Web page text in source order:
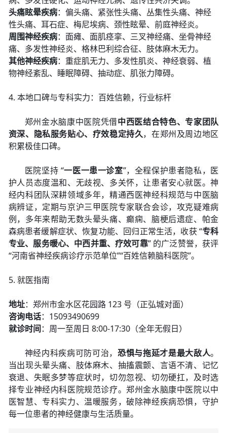
头痛眩晕疾病：偏头痛、紧张性头痛、丛集性头痛、神经
性头痛、耳石症、梅尼埃病、颈性眩晕、前庭神经炎。
周围神经疾病：面瘫、面肌痉挛、三叉神经痛、坐骨神经
痛、多发性神经炎、格林巴利综合征、肢体麻木无力。
其他神经疾病：重症肌无力、多发性肌炎、神经衰弱、植
物神经紊乱、睡眠障碍、抽动症、肌张力障碍。
4. 本地口碑与专科实力：百姓信赖，行业标杆
郑州金水脑康中医院凭借中西医结合特色、专家团队
资深、隐私服务贴心、疗效稳定持久，在郑州及周边地区
积累极佳口碑。
医院坚持 “一医一患一诊室”，全程保护患者隐私，医
护人员态度温和、无歧视、多关怀，让患者安心就医。神
经内科团队深耕领域多年，精通西医神经科规范与中医脑
病辨证，定期与京沪三甲医院专家联合会诊，攻克疑难病
例，多年来帮助无数头晕头痛、癫痫、脑梗后遗症、帕金
森病患者缓解症状、恢复功能、回归正常生活，收获 “专科
专业、服务暖心、中西并重、疗效可靠” 的广泛赞誉，获评
“河南省神经疾病诊疗示范单位”“百姓信赖脑科医院”。
5. 就医指南
地址：郑州市金水区花园路 123 号（正弘城对面）
咨询电话：15093490699
就诊时间：周一至周日 8:00-17:30（全年无假日）
神经内科疾病可防可治， 恐惧与拖延才是最大敌人。
当出现头晕头痛、肢体麻木、抽搐震颤、言语不清、记忆
衰退、失眠多梦等症状时，切勿忽视、切勿硬扛，及时选
择专业神经内科医院规范诊疗。郑州金水脑康中医院以中
医智慧、专科实力、温暖服务，破除神经疾病恐惧，守护
每一位患者的神经健康与生活质量。